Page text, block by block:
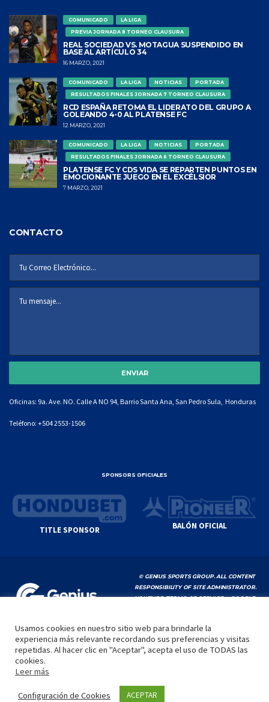
COMUNICADO
LA LIGA
PREVIA JORNADA 8 TORNEO CLAUSURA
REAL SOCIEDAD VS. MOTAGUA SUSPENDIDO EN
BASE AL ARTÍCULO 34
16 MARZO, 2021
COMUNICADO LA LIGA NOTICIAS
PORTADA
RESULTADOS FINALES JORNADA 7 TORNEO CLAUSURA
RCD ESPAÑA RETOMA EL LIDERATO DEL GRUPO A
GOLEANDO 4-0 AL PLATENSE FC
12 MARZO, 2021
COMUNICADO LA LIGA NOTICIAS
PORTADA
RESULTADOS FINALES JORNADA 6 TORNEO CLAUSURA
PLATENSE FC Y CDS VIDA SE REPARTEN PUNTOS EN
EMOCIONANTE JUEGO EN EL EXCÉLSIOR
7 MARZO, 2021
CONTACTO
Oficinas: 9a. Ave. NO. Calle A NO 94, Barrio Santa Ana, San Pedro Sula, Honduras
Teléfono: +504 2553-1506
SPONSORS OFICIALES
TITLE SPONSOR BALÓN OFICIAL
© GENIUS SPORTS GROUP. ALL CONTENT
RESPONSIBILITY OF SITE ADMINISTRATOR.
YOUTUBE TERMS OF SERVICE|GOOGLE
INICIO LA LIGA VIDEOS MEDIA CONTACTO
Usamos cookies en nuestro sitio web para brindarle la
experiencia más relevante recordando sus preferencias y visitas
repetidas. Al hacer clic en "Aceptar", acepta el uso de TODAS las
cookies.
Leer más
Configuración de Cookies ACEPTAR